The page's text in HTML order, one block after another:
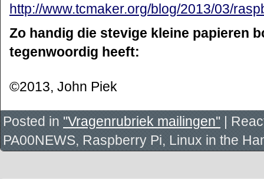
http://www.tcmaker.org/blog/2013/03/
Zo handig die stevige kleine papieren
tegenwoordig heeft:
©2013, John Piek
Posted in ''Vragenrubriek mailingen'' |
PA00NEWS, Raspberry Pi, Linux in the